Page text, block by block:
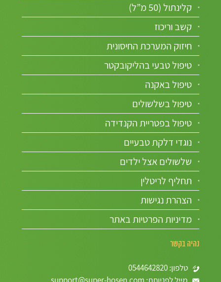
קלינתול (50 מ”ל)
קשב וריכוז
חיזוק המערכת החיסונית
טיפול טבעי בהליקובקטר
טיפול באקנה
טיפול בשלשולים
טיפול בפטריית הקנדידה
נוגדי דלקת טבעיים
שלשולים אצל ילדים
תחליף לריטלין
הצהרת נגישות
מדיניות הפרטיות באתר
נהיה בקשר
טלפון: 0544642820